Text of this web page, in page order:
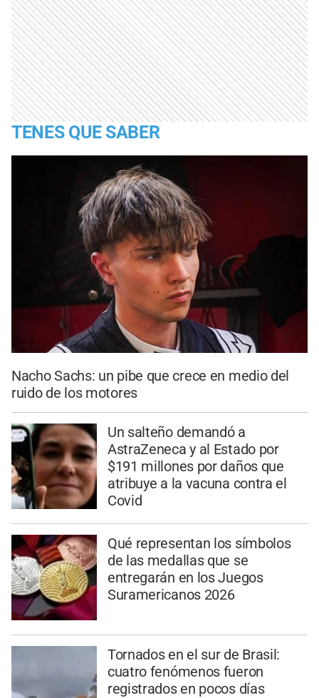
TENES QUE SABER
Nacho Sachs: un pibe que crece en medio del
ruido de los motores
Un salteño demandó a
AstraZeneca y al Estado por
$191 millones por daños que
atribuye a la vacuna contra el
Covid
Qué representan los símbolos
de las medallas que se
entregarán en los Juegos
Suramericanos 2026
Tornados en el sur de Brasil:
cuatro fenómenos fueron
registrados en pocos días